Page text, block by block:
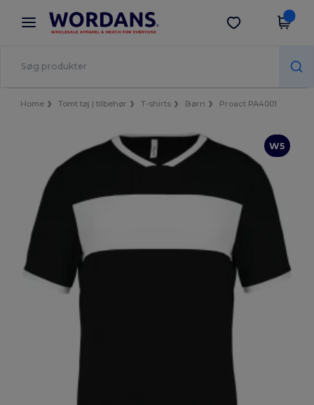
× Wordans-app
Bedre priser i appen!
Hent app
Home Tomt tøj | tilbehør T-shirts Børn Proact PA4001
W5